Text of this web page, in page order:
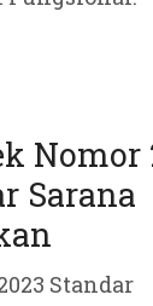
Nomor
Sarana
Standar